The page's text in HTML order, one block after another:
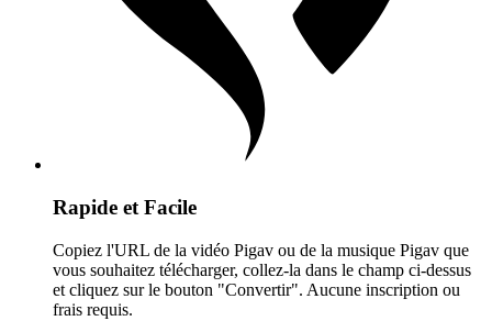
Rapide et Facile
Copiez l'URL de la vidéo Pigav ou de la musique Pigav que
vous souhaitez télécharger, collez-la dans le champ ci-dessus
et cliquez sur le bouton "Convertir". Aucune inscription ou
frais requis.